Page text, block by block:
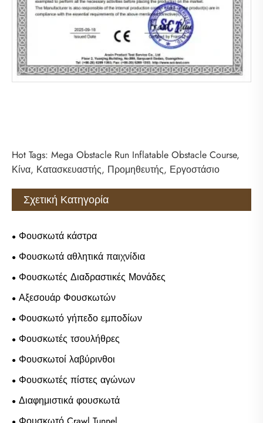
Hot Tags: Mega Obstacle Run Inflatable Obstacle Course,
Κίνα, Κατασκευαστής, Προμηθευτής, Εργοστάσιο
Σχετική Κατηγορία
Φουσκωτά κάστρα
Φουσκωτά αθλητικά παιχνίδια
Φουσκωτές Διαδραστικές Μονάδες
Αξεσουάρ Φουσκωτών
Φουσκωτό γήπεδο εμποδίων
Φουσκωτές τσουλήθρες
Φουσκωτοί λαβύρινθοι
Φουσκωτές πίστες αγώνων
Διαφημιστικά φουσκωτά